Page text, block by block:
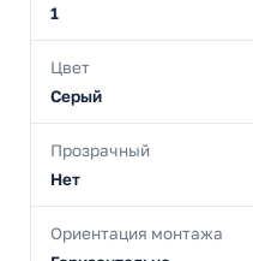
1
Цвет
Серый
Прозрачный
Нет
Ориентация монтажа